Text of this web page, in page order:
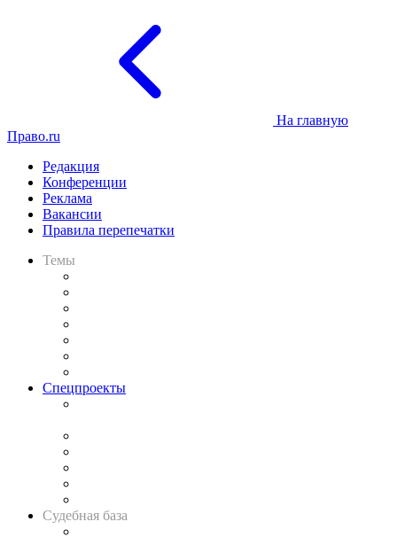
На главную
Право.ru
Редакция
Конференции
Реклама
Вакансии
Правила перепечатки
Темы
Спецпроекты
Судебная база